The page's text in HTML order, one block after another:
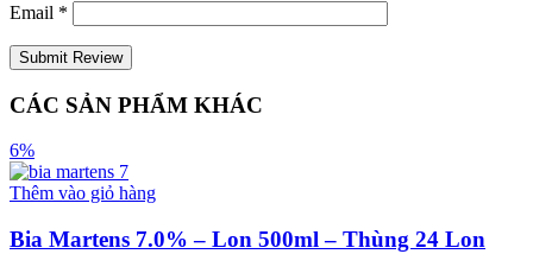
Email *
CÁC SẢN PHẨM KHÁC
6%
Thêm vào giỏ hàng
Bia Martens 7.0% – Lon 500ml – Thùng 24 Lon